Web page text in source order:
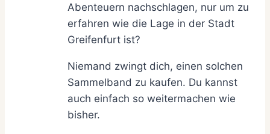
Abenteuern nachschlagen, nur um zu
erfahren wie die Lage in der Stadt
Greifenfurt ist?
Niemand zwingt dich, einen solchen
Sammelband zu kaufen. Du kannst
auch einfach so weitermachen wie
bisher.